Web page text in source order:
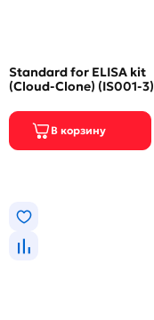
Standard for ELISA kit
(Cloud-Clone) (IS001-3)